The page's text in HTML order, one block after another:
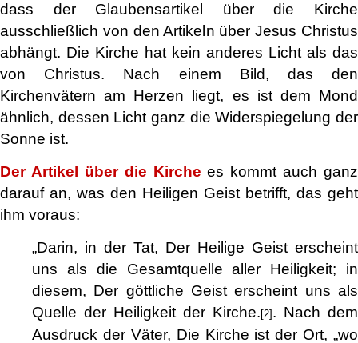
dass der Glaubensartikel über die Kirche
ausschließlich von den Artikeln über Jesus Christus
abhängt. Die Kirche hat kein anderes Licht als das
von Christus. Nach einem Bild, das den
Kirchenvätern am Herzen liegt, es ist dem Mond
ähnlich, dessen Licht ganz die Widerspiegelung der
Sonne ist.
Der Artikel über die Kirche es kommt auch ganz
darauf an, was den Heiligen Geist betrifft, das geht
ihm voraus:
„Darin, in der Tat, Der Heilige Geist erscheint
uns als die Gesamtquelle aller Heiligkeit; in
diesem, Der göttliche Geist erscheint uns als
Quelle der Heiligkeit der Kirche.[2]. Nach dem
Ausdruck der Väter, Die Kirche ist der Ort, „wo